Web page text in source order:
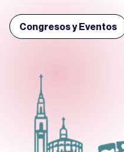
Congresos y Eventos